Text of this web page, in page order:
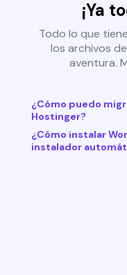
¡Ya
Todo lo que
los archivos
aventura.
¿Cómo puedo
Hostinger?
¿Cómo instalar
instalador